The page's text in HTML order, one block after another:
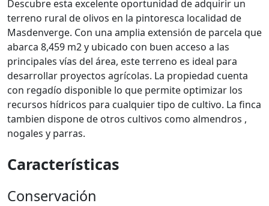
Descubre esta excelente oportunidad de adquirir un
terreno rural de olivos en la pintoresca localidad de
Masdenverge. Con una amplia extensión de parcela que
abarca 8,459 m2 y ubicado con buen acceso a las
principales vías del área, este terreno es ideal para
desarrollar proyectos agrícolas. La propiedad cuenta
con regadío disponible lo que permite optimizar los
recursos hídricos para cualquier tipo de cultivo. La finca
tambien dispone de otros cultivos como almendros ,
nogales y parras.
Características
Conservación